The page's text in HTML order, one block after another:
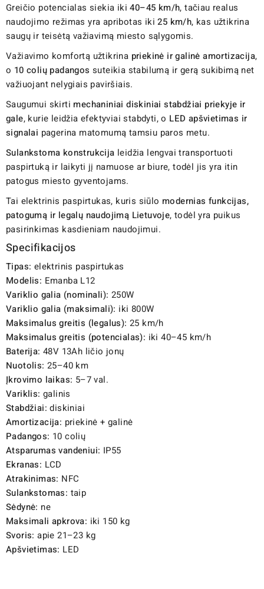
Greičio potencialas siekia iki40–45 km/h, tačiau realus
naudojimo režimas yra apribotas iki25 km/h, kas užtikrina
saugų ir teisėtą važiavimą miesto sąlygomis.
Važiavimo komfortą užtikrina priekinė ir galinė amortizacija,
o 10 colių padangos suteikia stabilumą ir gerą sukibimą net
važiuojant nelygiais paviršiais.
Saugumui skirti mechaniniai diskiniai stabdžiai priekyje ir
gale, kurie leidžia efektyviai stabdyti, o LED apšvietimas ir
signalai pagerina matomumą tamsiu paros metu.
Sulankstoma konstrukcija leidžia lengvai transportuoti
paspirtuką ir laikyti jį namuose ar biure, todėl jis yra itin
patogus miesto gyventojams.
Tai elektrinis paspirtukas, kuris siūlo modernias funkcijas,
patogumą ir legalų naudojimą Lietuvoje, todėl yra puikus
pasirinkimas kasdieniam naudojimui.
Specifikacijos
Tipas: elektrinis paspirtukas
Modelis: Emanba L12
Variklio galia (nominali): 250W
Variklio galia (maksimali): iki 800W
Maksimalus greitis (legalus): 25 km/h
Maksimalus greitis (potencialas): iki 40–45 km/h
Baterija: 48V 13Ah ličio jonų
Nuotolis: 25–40 km
Įkrovimo laikas: 5–7 val.
Variklis: galinis
Stabdžiai: diskiniai
Amortizacija: priekinė + galinė
Padangos: 10 colių
Atsparumas vandeniui: IP55
Ekranas: LCD
Atrakinimas: NFC
Sulankstomas: taip
Sėdynė: ne
Maksimali apkrova: iki 150 kg
Svoris: apie 21–23 kg
Apšvietimas: LED